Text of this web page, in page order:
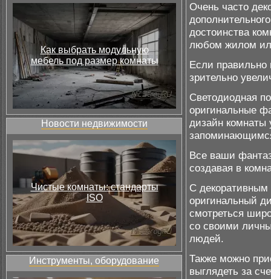
Как выбрать модульную
мебель под размер комнаты
Новости недвижимости
Чистые комнаты: стандарты
ISO
Инструменты, оборудование
Очень часто
достоинства
любом жилом
Если правильно
зрительно
Светодиодная
оригинальные
дизайн комнаты
Все ваши
создавая в
С декоративным
оригинальный
смотреться
со своими
людей.
Также можно
выглядеть за